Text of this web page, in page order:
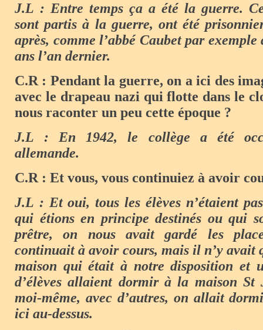
J.L : Entre temps ça a été la guerre.
sont partis à la guerre, ont été
après, comme l’abbé Caubet par
ans l’an dernier.
C.R : Pendant la guerre, on a ici des
avec le drapeau nazi qui flotte dans le
nous raconter un peu cette époque ?
J.L : En 1942, le collège a été
allemande.
C.R : Et vous, vous continuiez à avoir
J.L : Et oui, tous les élèves n’étaient
qui étions en principe destinés ou qui
prêtre, on nous avait gardé les
continuait à avoir cours, mais il n’y avait
maison qui était à notre disposition et
d’élèves allaient dormir à la maison St
moi-même, avec d’autres, on allait
ici au-dessus.